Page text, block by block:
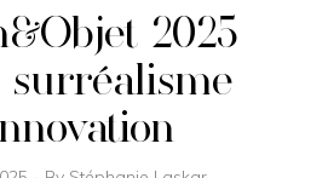
2025
surréalisme